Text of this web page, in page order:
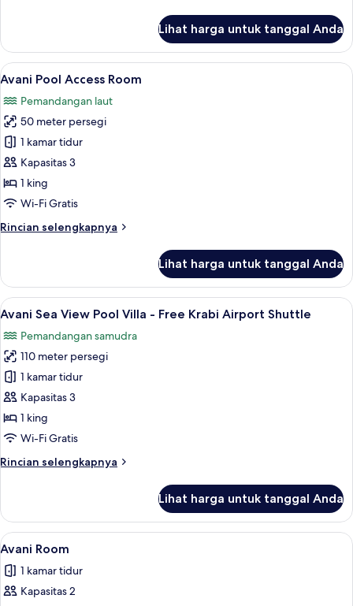
Avani
Sea
View
Lihat harga untuk tanggal Anda
Lihat
semua
foto
untuk
Avani
Pool
Access
Room
Seprai premium, brankas, meja
5
Avani Pool Access Room
Pemandangan laut
50 meter persegi
1 kamar tidur
Kapasitas 3
1 king
Wi-Fi Gratis
Rincian selengkapnya
Rincian
Avani
Pool
Access
Lihat harga untuk tanggal Anda
Lihat
semua
foto
untuk
Avani
Sea
View
Pool
-
Airport
Shuttle
Avani Sea View Pool Villa - Free
6
Avani Sea View Pool Villa - Free Krabi Airport Shuttle
Pemandangan samudra
110 meter persegi
1 kamar tidur
Kapasitas 3
1 king
Wi-Fi Gratis
Rincian selengkapnya
Rincian
Avani
Sea
View
Villa
Lihat harga untuk tanggal Anda
Lihat
semua
foto
untuk
Avani Room | Seprai premium,
5
Avani Room
1 kamar tidur
Kapasitas 2